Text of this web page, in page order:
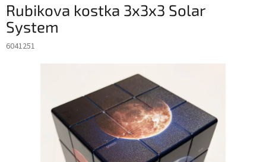
Rubikova kostka 3x3x3 Solar
System
6041251